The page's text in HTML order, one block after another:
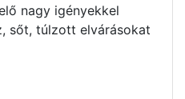
nagy igényekkel
sőt, túlzott elvárásokat